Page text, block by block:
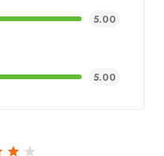
5.00
5.00